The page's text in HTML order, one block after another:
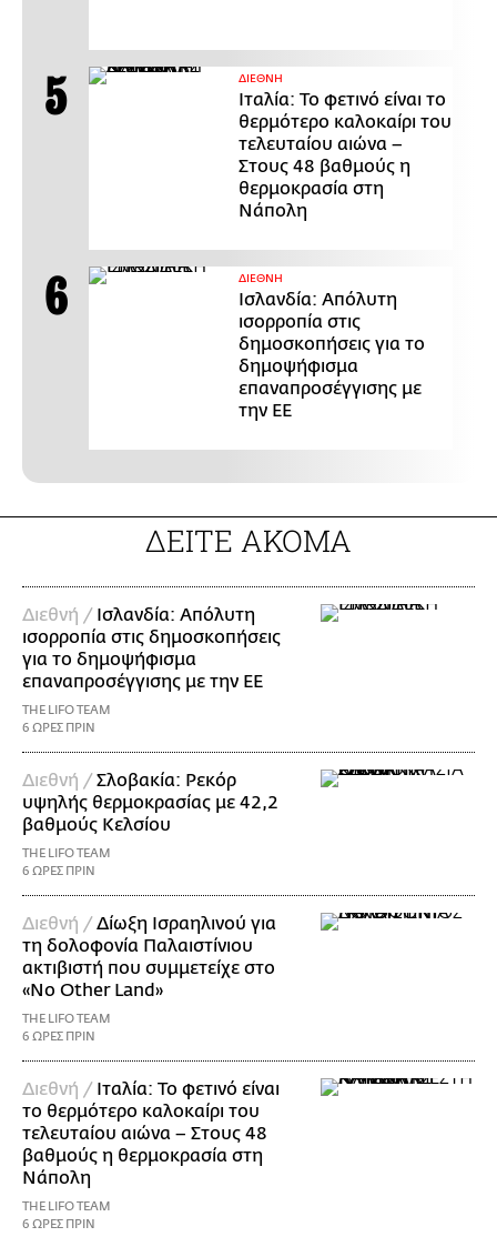
ΔΙΕΘΝΗ
Ιταλία: Το φετινό είναι το
θερμότερο καλοκαίρι του
τελευταίου αιώνα –
Στους 48 βαθμούς η
θερμοκρασία στη
Νάπολη
ΔΙΕΘΝΗ
Ισλανδία: Απόλυτη
ισορροπία στις
δημοσκοπήσεις για το
δημοψήφισμα
επαναπροσέγγισης με
την ΕΕ
ΔΕΙΤΕ ΑΚΟΜΑ
Διεθνή / Ισλανδία: Απόλυτη
ισορροπία στις δημοσκοπήσεις
για το δημοψήφισμα
επαναπροσέγγισης με την ΕΕ
THE LIFO TEAM
6 ΩΡΕΣ ΠΡΙΝ
Διεθνή /Σλοβακία: Ρεκόρ
υψηλής θερμοκρασίας με 42,2
βαθμούς Κελσίου
THE LIFO TEAM
6 ΩΡΕΣ ΠΡΙΝ
Διεθνή /Δίωξη Ισραηλινού για
τη δολοφονία Παλαιστίνιου
ακτιβιστή που συμμετείχε στο
«No Other Land»
THE LIFO TEAM
6 ΩΡΕΣ ΠΡΙΝ
Διεθνή / Ιταλία: Το φετινό είναι
το θερμότερο καλοκαίρι του
τελευταίου αιώνα – Στους 48
βαθμούς η θερμοκρασία στη
Νάπολη
THE LIFO TEAM
6 ΩΡΕΣ ΠΡΙΝ